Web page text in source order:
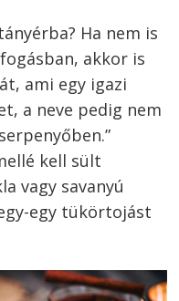
Ha nem is
akkor is
ami egy igazi
a neve pedig nem
kell sült
vagy savanyú
egy tükörtojást